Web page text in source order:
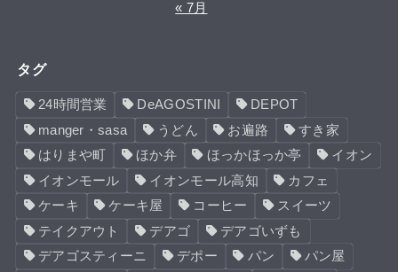
« 7月
タグ
24時間営業 DeAGOSTINI
DEPOT
manger・sasa
うどん お遍路
すき家
はりまや町
ほか弁 ほっかほっか亭
イオン
イオンモール
イオンモール高知
カフェ
ケーキ
ケーキ屋 コーヒー
スイーツ
テイクアウト
デアゴ
デアゴいずも
デアゴスティーニ
デポー パン
パン屋